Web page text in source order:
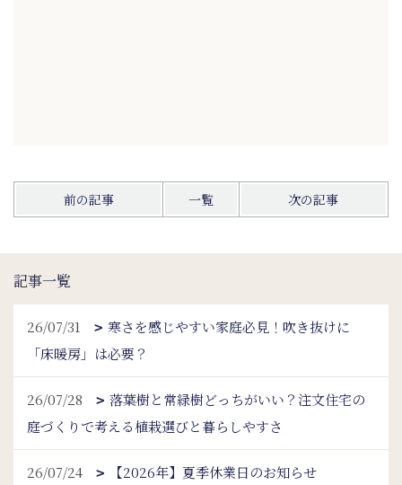
前の記事 一覧 次の記事
記事一覧
26/07/31
寒さを感じやすい家庭必見！吹き抜けに
「床暖房」は必要？
26/07/28
落葉樹と常緑樹どっちがいい？注文住宅の
庭づくりで考える植栽選びと暮らしやすさ
26/07/24 【2026年】夏季休業日のお知らせ